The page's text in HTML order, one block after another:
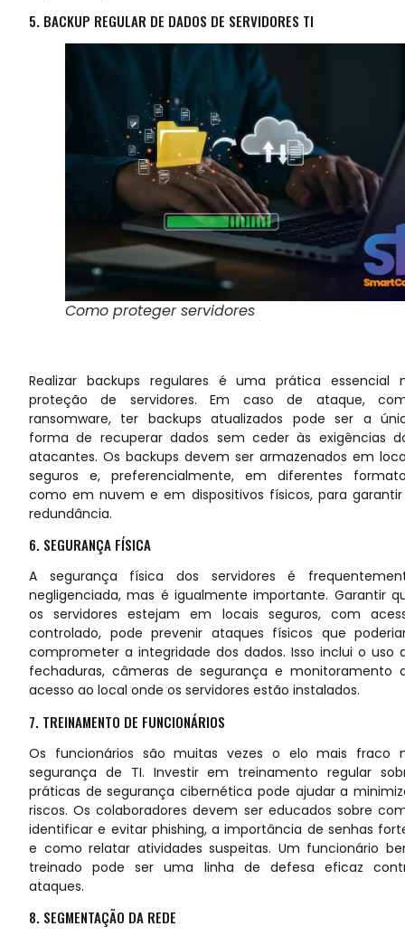
5. BACKUP REGULAR DE DADOS DE SERVIDORES TI
Como proteger servidores
Realizar backups regulares é uma prática essencial
proteção de servidores. Em caso de ataque,
ransomware, ter backups atualizados pode ser a
forma de recuperar dados sem ceder às exigências
atacantes. Os backups devem ser armazenados em
seguros e, preferencialmente, em diferentes
como em nuvem e em dispositivos físicos, para
redundância.
6. SEGURANÇA FÍSICA
A segurança física dos servidores é
negligenciada, mas é igualmente importante. Garantir
os servidores estejam em locais seguros, com
controlado, pode prevenir ataques físicos que
comprometer a integridade dos dados. Isso inclui o uso
fechaduras, câmeras de segurança e monitoramento
acesso ao local onde os servidores estão instalados.
7. TREINAMENTO DE FUNCIONÁRIOS
Os funcionários são muitas vezes o elo mais fraco
segurança de TI. Investir em treinamento regular
práticas de segurança cibernética pode ajudar a
riscos. Os colaboradores devem ser educados sobre
identificar e evitar phishing, a importância de senhas
e como relatar atividades suspeitas. Um funcionário
treinado pode ser uma linha de defesa eficaz
ataques.
8. SEGMENTAÇÃO DA REDE